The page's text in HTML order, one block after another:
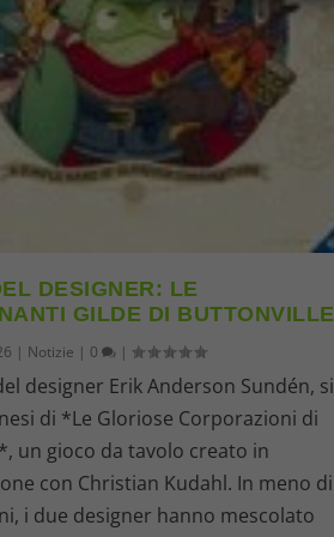
DESIGNER: LE
GILDE DI BUTTONVILLE
| Notizie | 0 |
designer Erik Anderson Sundén, si
di *Le Gloriose Corporazioni di
un gioco da tavolo creato in
con Christian Kudahl. In meno di
i due designer hanno mescolato